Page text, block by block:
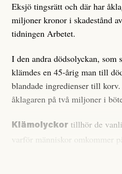
Eksjö tingsrätt och där har
miljoner kronor i skadestånd
tidningen Arbetet.
I den andra dödsolyckan, som
klämdes en 45-årig man till
blandade ingredienser till
åklagaren på två miljoner i
Klämolyckor tillhör de
varför människor omkommer